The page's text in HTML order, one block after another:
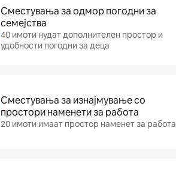
Сместувања за одмор погодни за
семејства
40 имоти нудат дополнителен простор и
удобности погодни за деца
Сместувања за изнајмување со
простори наменети за работа
20 имоти имаат простор наменет за работа